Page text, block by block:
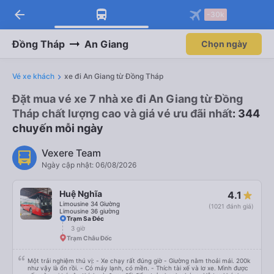
arrow_back -30k
Đồng Tháp An Giang Chọn ngày
Vé xe khách xe đi An Giang từ Đồng Tháp
Đặt mua vé xe 7 nhà xe đi An Giang từ Đồng
Tháp chất lượng cao và giá vé ưu đãi nhất: 344
chuyến mỗi ngày
Vexere Team
Ngày cập nhật: 06/08/2026
Huệ Nghĩa
Limousine 34 Giường
Limousine 36 giường
4.1
(1021 đánh giá)
Trạm Sa Đéc
3 giờ
Trạm Châu Đốc
Một trải nghiệm thú vị: - Xe chạy rất đúng giờ - Giường nằm thoải mái. 200k
như vậy là ổn rồi. - Có máy lạnh, có mền. - Thích tài xế và lơ xe. Mình được